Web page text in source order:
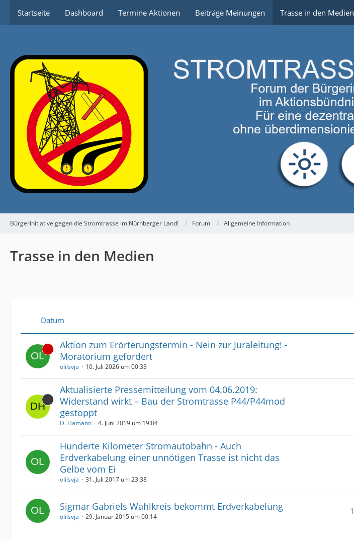
Startseite Dashboard Termine Aktionen Beiträge Meinungen Trasse in den Medien
Bürgerinitiative gegen die Stromtrasse im Nürnberger Land! Forum Allgemeine Information
Trasse in den Medien
Datum
Aktion zum Erörterungstermin - Nein zur Juraleitung! -
Moratorium gefordert
olilsvja 10. Juli 2026 um 00:33
Aktualisierte Pressemitteilung vom 04.06.2019:
Widerstand wirkt – Bau der Stromtrasse P44/P44mod
gestoppt
D. Hamann 4. Juni 2019 um 19:04
Hunderte Kilometer Stromautobahn - Auch
Erdverkabelung einer unnötigen Trasse ist nicht das
Gelbe vom Ei
olilsvja 31. Juli 2017 um 23:38
Sigmar Gabriels Wahlkreis bekommt Erdverkabelung
olilsvja 29. Januar 2015 um 00:14
1